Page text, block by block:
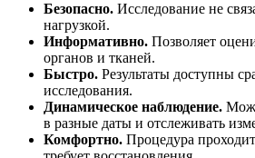
Безопасно. Исследование не
нагрузкой.
Информативно. Позволяет
органов и тканей.
Быстро. Результаты доступны
исследования.
Динамическое наблюдение.
в разные даты и отслеживать
Комфортно. Процедура